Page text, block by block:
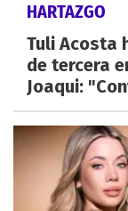
HARTAZGO
Tuli Acosta
de tercera
Joaqui: